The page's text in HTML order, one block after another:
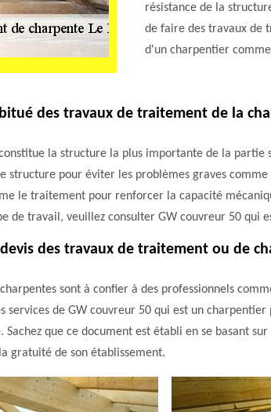
résistance de la
de faire des travaux de
d'un charpentier
des travaux de traitement de la
la structure la plus importante de la partie
structure pour éviter les problèmes graves
le traitement pour renforcer la capacité
de travail, veuillez consulter GW couvreur 50 qui
des travaux de traitement ou de
sont à confier à des professionnels
services de GW couvreur 50 qui est un
Sachez que ce document est établi en se basant
gratuité de son établissement.